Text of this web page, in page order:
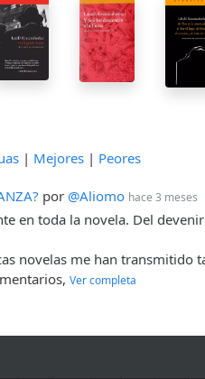
| Mejores | Peores
por @Aliomo hace 3 meses
en toda la novela. Del
novelas me han transmitido
Ver completa